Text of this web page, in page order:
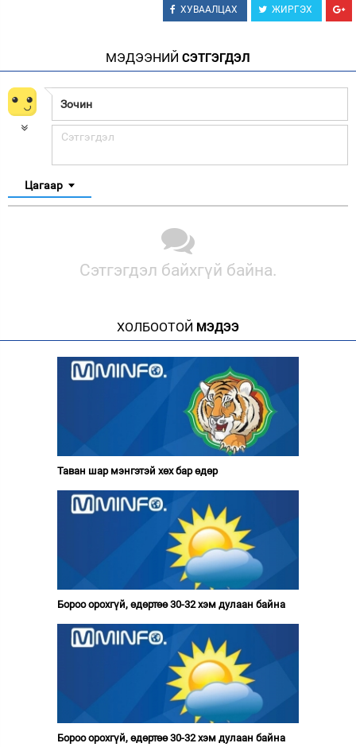
ХУВААЛЦАХ ЖИРГЭХ
МЭДЭЭНИЙ СЭТГЭГДЭЛ
Цагаар
Сэтгэгдэл байхгүй байна.
ХОЛБООТОЙ МЭДЭЭ
Таван шар мэнгэтэй хөх бар өдөр
Бороо орохгүй, өдөртөө 30-32 хэм дулаан байна
Бороо орохгүй, өдөртөө 30-32 хэм дулаан байна